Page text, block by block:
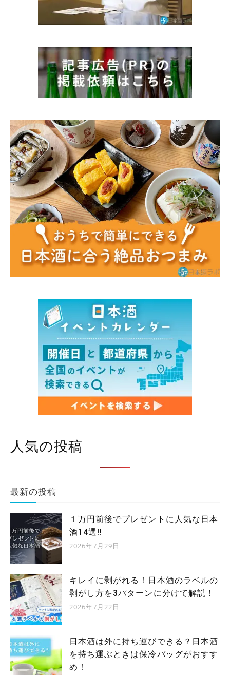
人気の投稿
最新の投稿
１万円前後でプレゼントに人気な日本
酒14選!!
2026年7月29日
キレイに剥がれる！日本酒のラベルの
剥がし方を3パターンに分けて解説！
2026年7月22日
日本酒は外に持ち運びできる？日本酒
を持ち運ぶときは保冷バッグがおすす
め！